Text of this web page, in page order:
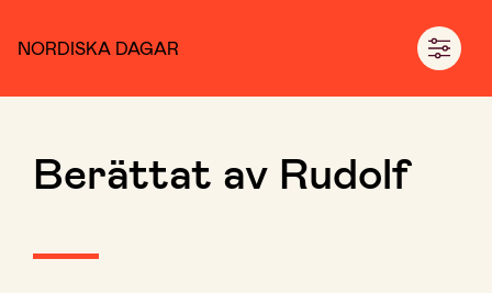
NORDISKA DAGAR
Berättat av Rudolf